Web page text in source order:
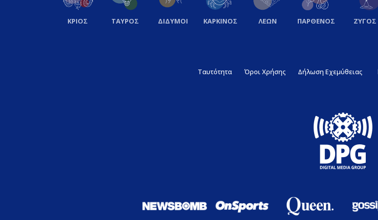
ΚΡΙΟΣ ΤΑΥΡΟΣ ΔΙΔΥΜΟΙ ΚΑΡΚΙΝΟΣ ΛΕΩΝ ΠΑΡΘΕΝΟΣ ΖΥΓΟΣ
Ταυτότητα Όροι Χρήσης Δήλωση Εχεμύθειας